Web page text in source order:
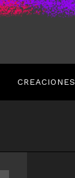
CREACIONES